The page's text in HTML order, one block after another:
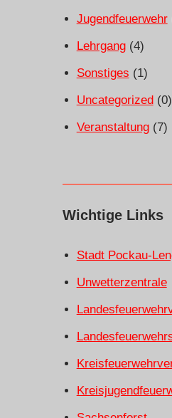
Jugendfeuerwehr
Lehrgang(4)
Sonstiges (1)
Uncategorized(0)
Veranstaltung(7)
Wichtige Links
Stadt Pockau-
Unwetterzentrale